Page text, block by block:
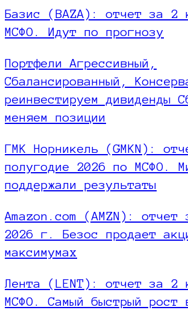
Базис (BAZA): отчет за 2
МСФО. Идут по прогнозу
Портфели Агрессивный,
Сбалансированный,
реинвестируем дивиденды
меняем позиции
ГМК Норникель (GMKN):
полугодие 2026 по МСФО.
поддержали результаты
Amazon.com (AMZN):
2026 г. Безос продает
максимумах
Лента (LENT): отчет за 2
МСФО. Самый быстрый рост